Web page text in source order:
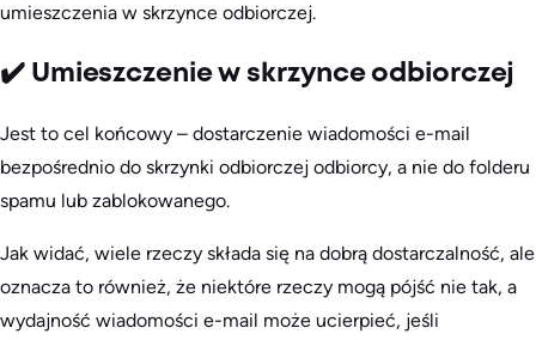
umieszczenia w skrzynce odbiorczej.
✔️ Umieszczenie w skrzynce odbiorczej
Jest to cel końcowy – dostarczenie wiadomości e-mail
bezpośrednio do skrzynki odbiorczej odbiorcy, a nie do folderu
spamu lub zablokowanego.
Jak widać, wiele rzeczy składa się na dobrą dostarczalność, ale
oznacza to również, że niektóre rzeczy mogą pójść nie tak, a
wydajność wiadomości e-mail może ucierpieć, jeśli